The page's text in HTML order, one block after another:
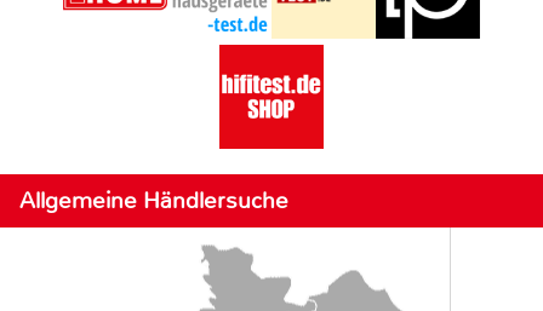
Allgemeine Händlersuche